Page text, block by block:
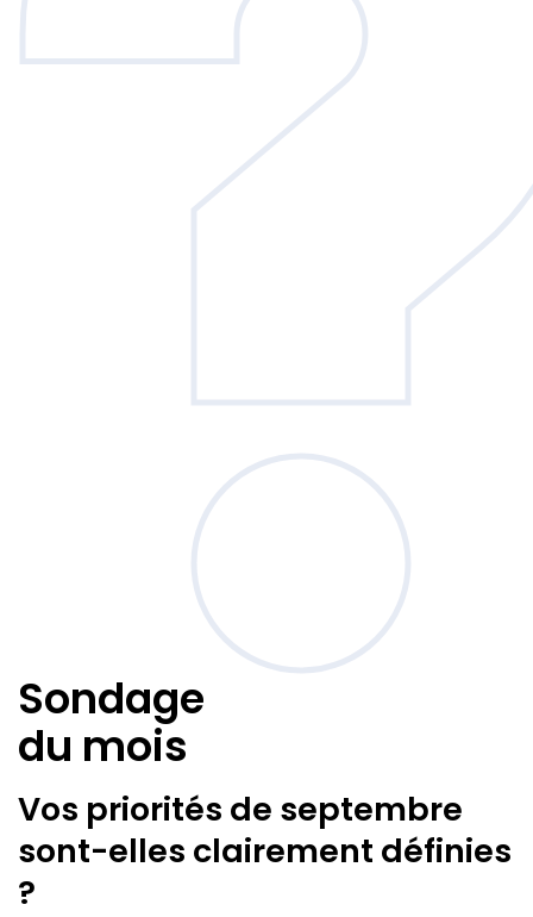
Sondage
du mois
Vos priorités de septembre
sont-elles clairement définies
?